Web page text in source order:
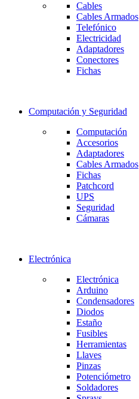
Cables
Cables Armados
Telefónico
Electricidad
Adaptadores
Conectores
Fichas
Computación y Seguridad
Computación
Accesorios
Adaptadores
Cables Armados
Fichas
Patchcord
UPS
Seguridad
Cámaras
Electrónica
Electrónica
Arduino
Condensadores
Diodos
Estaño
Fusibles
Herramientas
Llaves
Pinzas
Potenciómetro
Soldadores